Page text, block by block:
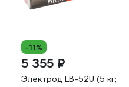
-11%
5 355 ₽
Электрод LB-52U (5 кг;